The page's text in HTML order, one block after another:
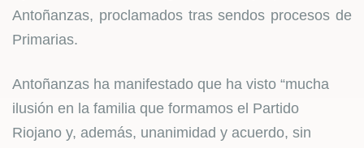
Antoñanzas, proclamados tras sendos procesos de
Primarias.
Antoñanzas ha manifestado que ha visto “mucha
ilusión en la familia que formamos el Partido
Riojano y, además, unanimidad y acuerdo, sin